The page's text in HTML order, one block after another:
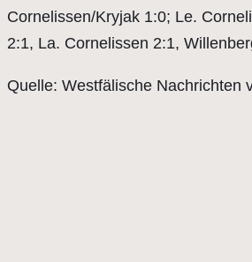
Cornelissen/Kryjak 1:0; Le.
2:1, La. Cornelissen 2:1,
Quelle: Westfälische Nachrichten